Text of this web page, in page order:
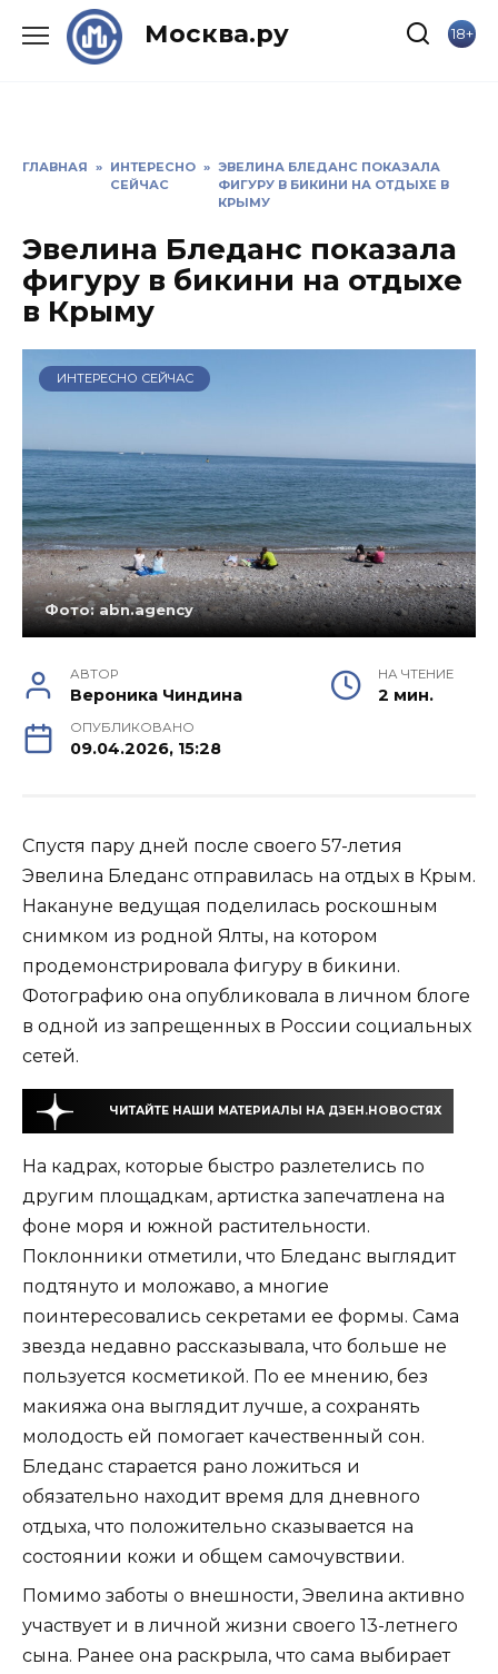
Москва.ру 18+
ГЛАВНАЯ » ИНТЕРЕСНО
СЕЙЧАС
» ЭВЕЛИНА БЛЕДАНС ПОКАЗАЛА
ФИГУРУ В БИКИНИ НА ОТДЫХЕ В
КРЫМУ
Эвелина Бледанс показала
фигуру в бикини на отдыхе
в Крыму
ИНТЕРЕСНО СЕЙЧАС
Фото: abn.agency
АВТОР
Вероника Чиндина
НА ЧТЕНИЕ
2 мин.
ОПУБЛИКОВАНО
09.04.2026, 15:28
Спустя пару дней после своего 57-летия
Эвелина Бледанс отправилась на отдых в Крым.
Накануне ведущая поделилась роскошным
снимком из родной Ялты, на котором
продемонстрировала фигуру в бикини.
Фотографию она опубликовала в личном блоге
в одной из запрещенных в России социальных
сетей.
ЧИТАЙТЕ НАШИ МАТЕРИАЛЫ НА ДЗЕН.НОВОСТЯХ
На кадрах, которые быстро разлетелись по
другим площадкам, артистка запечатлена на
фоне моря и южной растительности.
Поклонники отметили, что Бледанс выглядит
подтянуто и моложаво, а многие
поинтересовались секретами ее формы. Сама
звезда недавно рассказывала, что больше не
пользуется косметикой. По ее мнению, без
макияжа она выглядит лучше, а сохранять
молодость ей помогает качественный сон.
Бледанс старается рано ложиться и
обязательно находит время для дневного
отдыха, что положительно сказывается на
состоянии кожи и общем самочувствии.
Помимо заботы о внешности, Эвелина активно
участвует и в личной жизни своего 13-летнего
сына. Ранее она раскрыла, что сама выбирает